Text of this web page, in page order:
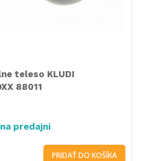
teleso KLUDI
88011
predajni
PRIDAŤ DO KOŠÍKA